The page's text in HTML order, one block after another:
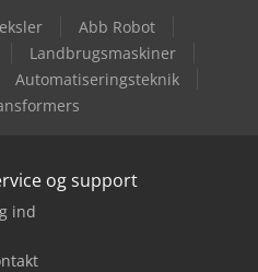
Abb Robot
Landbrugsmaskiner
Automatiseringsteknik
og support
ind